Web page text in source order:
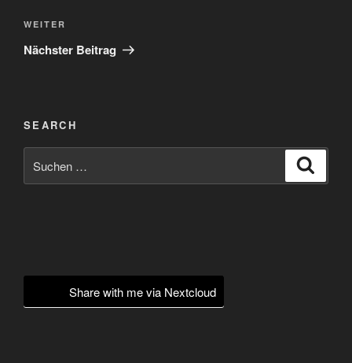
Nächster
Beitrag
WEITER
Nächster Beitrag
SEARCH
nach:
Share with me via Nextcloud